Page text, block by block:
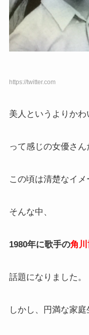
https://twitter.com
美人というよりかわ
って感じの女優さん
この頃は清楚なイメ
そんな中、
1980年に歌手の角
話題になりました。
しかし、円満な家